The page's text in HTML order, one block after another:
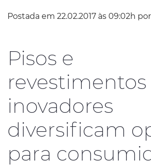
Postada em 22.02.2017 às 09:02h por
Pisos e
revestimentos
inovadores
diversificam
para